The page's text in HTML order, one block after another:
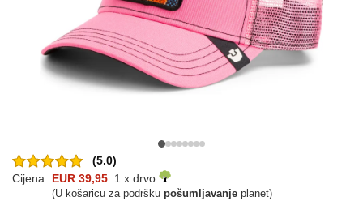
(5.0)
Cijena: EUR 39,95 1 x drvo
(U košaricu za podršku pošumljavanje planet)